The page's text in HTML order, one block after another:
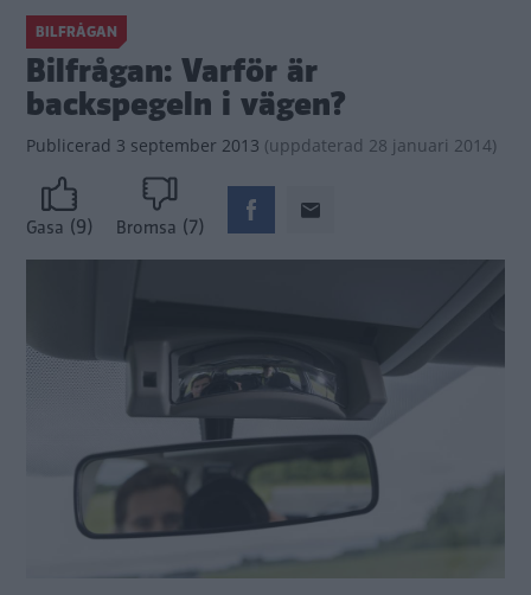
BILFRÅGAN
Bilfrågan: Varför är
backspegeln i vägen?
Publicerad 3 september 2013 (uppdaterad 28 januari 2014)
Gasa (9) Bromsa (7)